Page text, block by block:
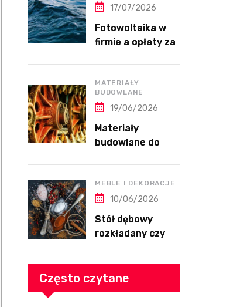
17/07/2026
Fotowoltaika w
firmie a opłaty za
MATERIAŁY
BUDOWLANE
19/06/2026
Materiały
budowlane do
przeprowadzką
MEBLE I DEKORACJE
10/06/2026
Stół dębowy
rozkładany czy
salonu
Często czytane